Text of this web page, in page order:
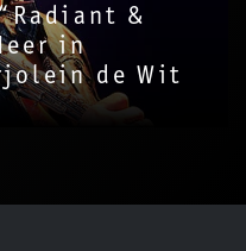
&
in
de Wit